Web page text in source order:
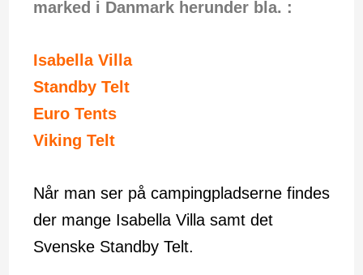
marked i Danmark herunder bla. :
Isabella Villa
Standby Telt
Euro Tents
Viking Telt
Når man ser på campingpladserne findes
der mange Isabella Villa samt det
Svenske Standby Telt.